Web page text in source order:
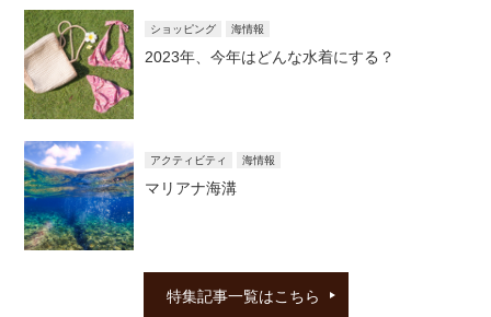
ショッピング 海情報
2023年、今年はどんな水着にする？
アクティビティ 海情報
マリアナ海溝
特集記事一覧はこちら